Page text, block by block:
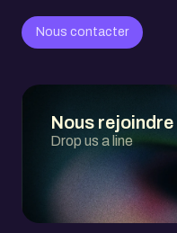
Nous contacter
Nous rejoindre
Drop us a line